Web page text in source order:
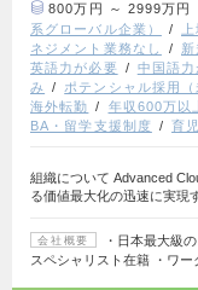
800万円 ～ 2999万円
系グローバル企業）
ネジメント業務なし
英語力が必要
中国語力
み
ポテンシャル採用（
海外転勤
年収600万以
BA・留学支援制度
育
組織について Advanced
る価値最大化の迅速に実現
会社概要
・日本最大級
スペシャリスト在籍 ・ワ